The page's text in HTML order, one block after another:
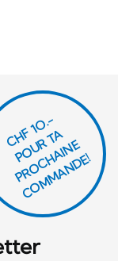
CHF 1O.-
P
O
U
R
T
A
P
R
O
C
H
AI
N
E
C
O
M
M
A
N
D
E!